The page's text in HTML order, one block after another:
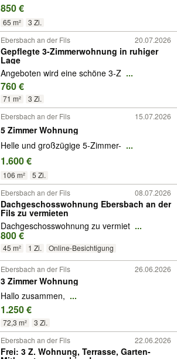
850 €
65 m² 3 Zi.
Ebersbach an der Fils 20.07.2026
Gepflegte 3-Zimmerwohnung in ruhiger
Lage
Angeboten wird eine schöne 3-Z ...
760 €
71 m² 3 Zi.
Ebersbach an der Fils 15.07.2026
5 Zimmer Wohnung
Helle und großzügige 5-Zimmer- ...
1.600 €
106 m² 5 Zi.
Ebersbach an der Fils 08.07.2026
Dachgeschosswohnung Ebersbach an der
Fils zu vermieten
Dachgeschosswohnung zu vermiet ...
800 €
45 m² 1 Zi. Online-Besichtigung
Ebersbach an der Fils 26.06.2026
3 Zimmer Wohnung
Hallo zusammen, ...
1.250 €
72,3 m²
3 Zi.
Ebersbach an der Fils
22.06.2026
Frei: 3 Z. Wohnung, Terrasse, Garten-